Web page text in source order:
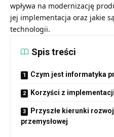
wpływa na modernizację
jej implementacja oraz jakie
technologii.
Spis treści
Czym jest informatyka
Korzyści z
Przyszłe kierunki
przemysłowej